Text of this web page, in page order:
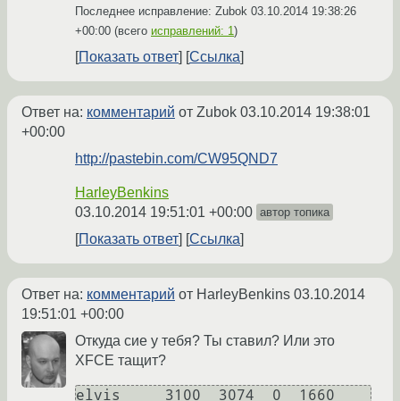
Последнее исправление: Zubok 03.10.2014 19:38:26
+00:00 (всего исправлений: 1)
Показать ответ Ссылка
Ответ на: комментарий от Zubok 03.10.2014 19:38:01
+00:00
http://pastebin.com/CW95QND7
HarleyBenkins
03.10.2014 19:51:01 +00:00 автор топика
Показать ответ Ссылка
Ответ на: комментарий от HarleyBenkins 03.10.2014
19:51:01 +00:00
Откуда сие у тебя? Ты ставил? Или это
XFCE тащит?
elvis     3100  3074  0  1660